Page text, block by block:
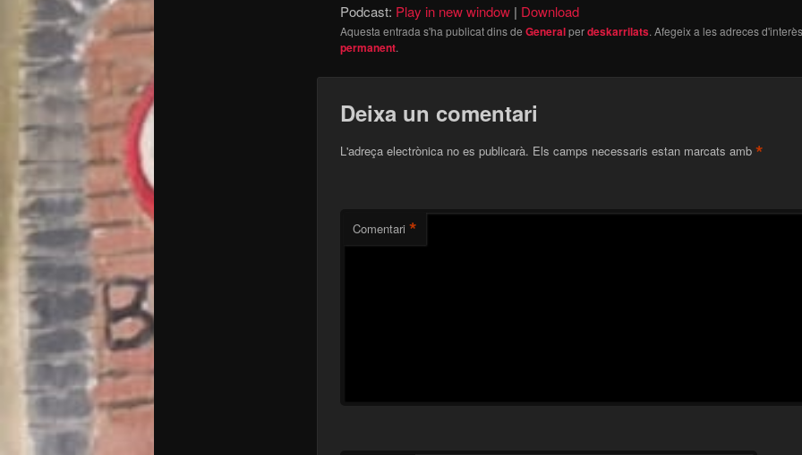
Podcast: Play in new window| Download
Aquesta entrada s'ha publicat dins de Generalperdeskarrilats. Afegeix a les adreces
permanent.
Deixa un comentari
L'adreça electrònica no es publicarà. Els camps necessaris estan marcats amb *
Comentari *